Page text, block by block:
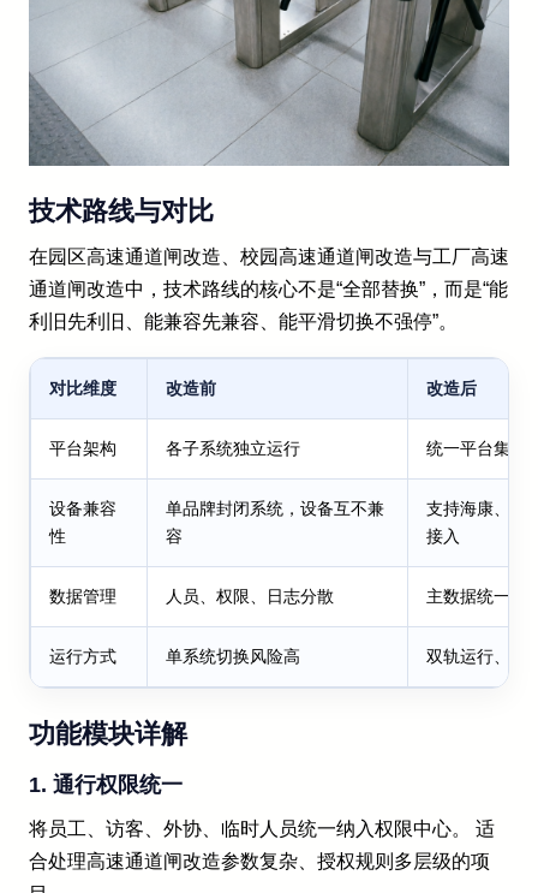
技术路线与对比
在园区高速通道闸改造、校园高速通道闸改造与工厂高速
通道闸改造中，技术路线的核心不是“全部替换”，而是“能
利旧先利旧、能兼容先兼容、能平滑切换不强停”。
对比维度 改造前 改造后
平台架构 各子系统独立运行 统一平台集中
设备兼容
性
单品牌封闭系统，设备互不兼
容
支持海康、大
接入
数据管理 人员、权限、日志分散 主数据统一、
运行方式 单系统切换风险高 双轨运行、分
功能模块详解
1. 通行权限统一
将员工、访客、外协、临时人员统一纳入权限中心。 适
合处理高速通道闸改造参数复杂、授权规则多层级的项